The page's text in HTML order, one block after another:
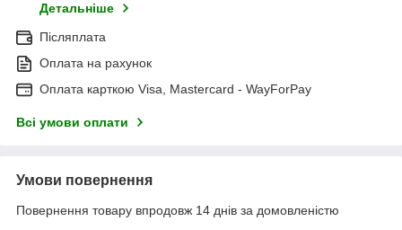
Детальніше
Післяплата
Оплата на рахунок
Оплата карткою Visa, Mastercard - WayForPay
Всі умови оплати
Умови повернення
Повернення товару впродовж 14 днів за домовленістю